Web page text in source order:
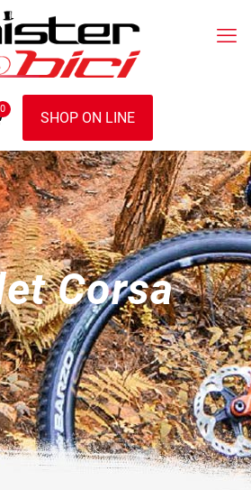
0
SHOP ON LINE
Corsa